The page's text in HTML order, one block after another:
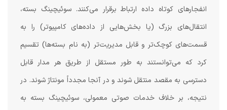
انفجارهای کوتاه داده ارتباط برقرار می‌کنند. سوئیچینگ بسته،
انتقال‌های بزرگ (یا بخش‌هایی از داده‌های کامپیوتر) را به
قسمت‌های کوچک‌تر و قابل مدیریت‌تر (به نام بسته‌ها) تقسیم
کرد که می‌توانستند به طور مستقل از طریق هر مدار قابل
دسترسی به مقصد منتقل شوند و در آنجا مجدداً مونتاژ شوند. در
نتیجه، بر خلاف خدمات صوتی معمولی، سوئیچینگ بسته به